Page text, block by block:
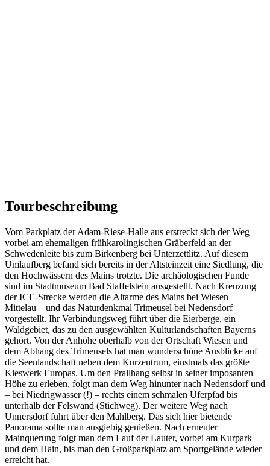
Tourbeschreibung
Vom Parkplatz der Adam-Riese-Halle aus erstreckt sich der Weg
vorbei am ehemaligen frühkarolingischen Gräberfeld an der
Schwedenleite bis zum Birkenberg bei Unterzettlitz. Auf diesem
Umlaufberg befand sich bereits in der Altsteinzeit eine Siedlung, die
den Hochwässern des Mains trotzte. Die archäologischen Funde
sind im Stadtmuseum Bad Staffelstein ausgestellt. Nach Kreuzung
der ICE-Strecke werden die Altarme des Mains bei Wiesen –
Mittelau – und das Naturdenkmal Trimeusel bei Nedensdorf
vorgestellt. Ihr Verbindungsweg führt über die Eierberge, ein
Waldgebiet, das zu den ausgewählten Kulturlandschaften Bayerns
gehört. Von der Anhöhe oberhalb von der Ortschaft Wiesen und
dem Abhang des Trimeusels hat man wunderschöne Ausblicke auf
die Seenlandschaft neben dem Kurzentrum, einstmals das größte
Kieswerk Europas. Um den Prallhang selbst in seiner imposanten
Höhe zu erleben, folgt man dem Weg hinunter nach Nedensdorf und
– bei Niedrigwasser (!) – rechts einem schmalen Uferpfad bis
unterhalb der Felswand (Stichweg). Der weitere Weg nach
Unnersdorf führt über den Mahlberg. Das sich hier bietende
Panorama sollte man ausgiebig genießen. Nach erneuter
Mainquerung folgt man dem Lauf der Lauter, vorbei am Kurpark
und dem Hain, bis man den Großparkplatz am Sportgelände wieder
erreicht hat.